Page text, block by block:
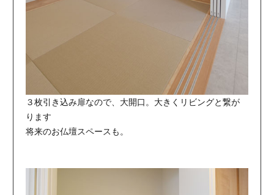
３枚引き込み扉なので、大開口。大きくリビングと繋が
ります
将来のお仏壇スペースも。